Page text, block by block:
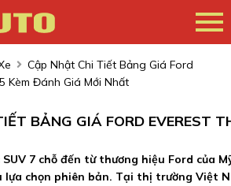
Cập Nhật Chi Tiết Bảng Giá Ford
Kèm Đánh Giá Mới Nhất
BẢNG GIÁ FORD EVEREST
SUV 7 chỗ đến từ thương hiệu Ford
lựa chọn phiên bản. Tại thị trường Việt